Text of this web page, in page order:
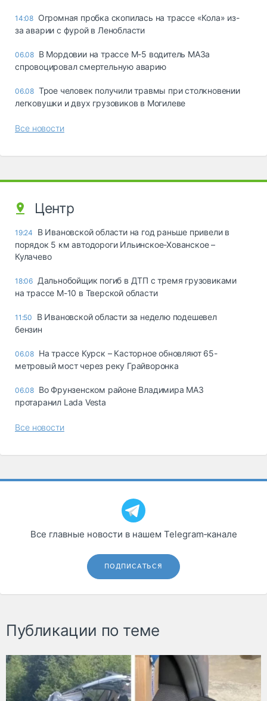
14:08 Огромная пробка скопилась на трассе «Кола» из-
за аварии с фурой в Ленобласти
06.08 В Мордовии на трассе М-5 водитель МАЗа
спровоцировал смертельную аварию
06.08 Трое человек получили травмы при столкновении
легковушки и двух грузовиков в Могилеве
Все новости
Центр
19:24
В Ивановской области на год раньше привели в
порядок 5 км автодороги Ильинское-Хованское –
Кулачево
18:06 Дальнобойщик погиб в ДТП с тремя грузовиками
на трассе М-10 в Тверской области
11:50
В Ивановской области за неделю подешевел
бензин
06.08 На трассе Курск – Касторное обновляют 65-
метровый мост через реку Грайворонка
06.08 Во Фрунзенском районе Владимира МАЗ
протаранил Lada Vesta
Все новости
Все главные новости в нашем Telegram‑канале
ПОДПИСАТЬСЯ
Публикации по теме